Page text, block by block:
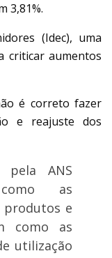
3,81%.
(Idec), uma
criticar aumentos
é correto fazer
e reajuste dos
pela ANS
as
produtos e
como as
utilização